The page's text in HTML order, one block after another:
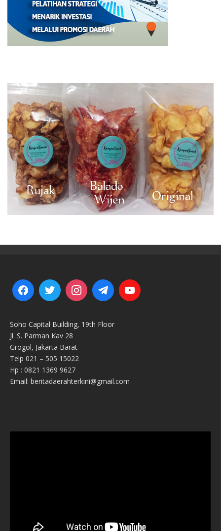
Soho Capital Building, 19th Floor
Jl. S. Parman Kav 28
Grogol, Jakarta Barat
Telp 021 – 505 15022
Hp : 0821 1369 9627
Email: beritadaerahterkini@gmail.com